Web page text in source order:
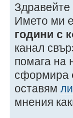
Здравейте
Името ми
години с
канал
помага на
сформира
оставям
мнения